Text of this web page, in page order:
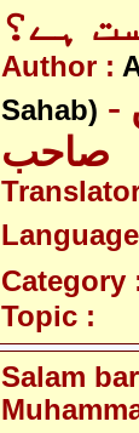
ہے؟
Author :
Sahab) - علامہ علی نقی نقوی - نقّن
صاحب
Category
Topic :
Salam